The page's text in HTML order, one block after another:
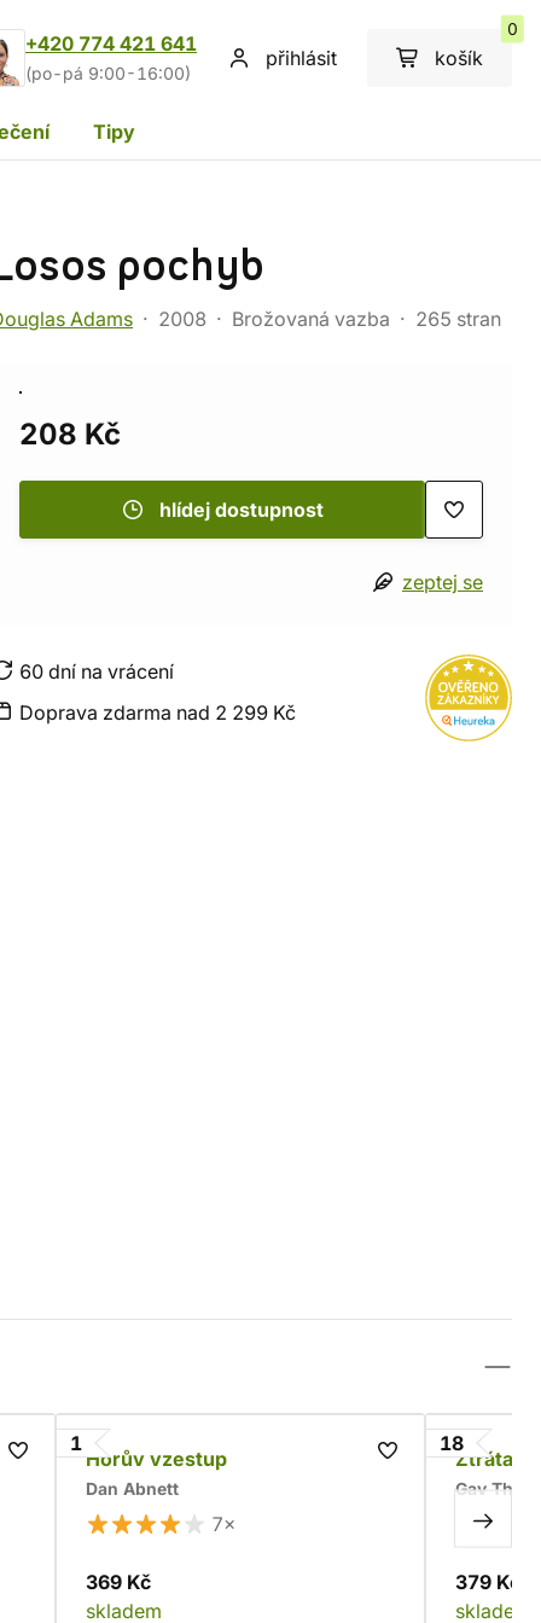
+420 774 421 641
(po-pá 9:00-16:00)
přihlásit košík
0
Tipy
pochyb
Adams 2008 Brožovaná vazba 265 stran
208 Kč
hlídej dostupnost
zeptej se
60 dní na vrácení
Doprava zdarma nad 2 299 Kč
1
Horův vzestup
Dan Abnett
7×
369 Kč
skladem
18
Ztráta
Gav
379 Kč
skladem